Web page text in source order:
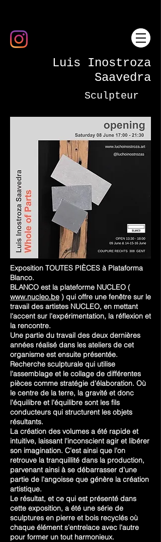
Luis Inostroza
Saavedra
Sculpteur
Exposition TOUTES PIÈCES à Plataforma
Blanco.
BLANCO est la plateforme NUCLEO (
www.nucleo.be ) qui offre une fenêtre sur le
travail des artistes NUCLEO, en mettant
l'accent sur l'expérimentation, la réflexion et
la rencontre.
Une partie du travail des deux dernières
années réalisé dans les ateliers de cet
organisme est ensuite présentée.
Recherche sculpturale qui utilise
l'assemblage et le collage de différentes
pièces comme stratégie d'élaboration. Où
le centre de la terre, la gravité et donc
l'équilibre et l'équilibre sont les fils
conducteurs qui structurent les objets
résultants.
La création des volumes a été rapide et
intuitive, laissant l'inconscient agir et libérer
son imagination. C'est ainsi que l'on
retrouve la tranquillité dans la production,
parvenant ainsi à se débarrasser d'une
partie de l'angoisse que génère la création
artistique.
Le résultat, et ce qui est présenté dans
cette exposition, a été une série de
sculptures en pierre et bois recyclés où
chaque élément s'entrelace avec l'autre
pour former un tout harmonieux.